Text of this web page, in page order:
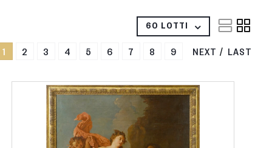
60 LOTTI
1 2 3 4 5 6 7 8 9 NEXT LAST